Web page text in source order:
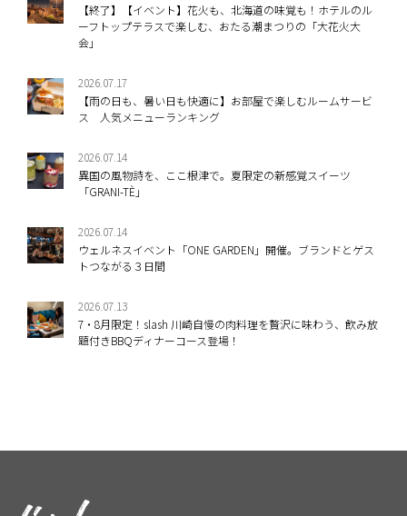
【終了】【イベント】花火も、北海道の味覚も！ホテルのル
ーフトップテラスで楽しむ、おたる潮まつりの「大花火大
会」
2026.07.17
【雨の日も、暑い日も快適に】お部屋で楽しむルームサービ
ス 人気メニューランキング
2026.07.14
異国の風物詩を、ここ根津で。夏限定の新感覚スイーツ
「GRANI-TÈ」
2026.07.14
ウェルネスイベント「ONE GARDEN」開催。ブランドとゲス
トつながる３日間
2026.07.13
7・8月限定！slash 川崎自慢の肉料理を贅沢に味わう、飲み放
題付きBBQディナーコース登場！